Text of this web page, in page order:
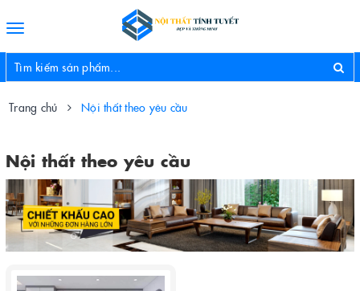
Toggle
Trang chủ Nội thất theo yêu cầu
Nội thất theo yêu cầu